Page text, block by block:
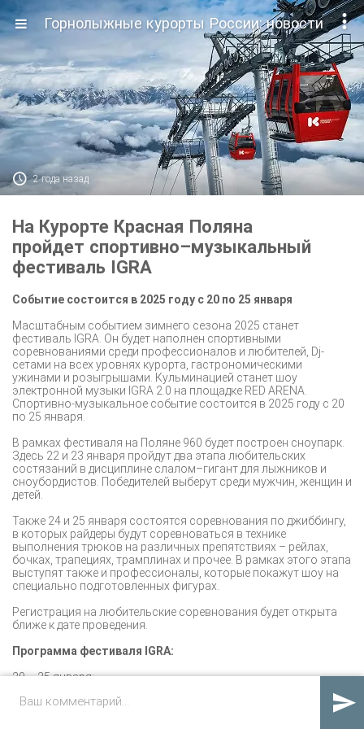

Горнолыжные курорты России: новости
 2 года назад
На Курорте Красная Поляна
пройдет спортивно–музыкальный
фестиваль IGRA
Событие состоится в 2025 году с 20 по 25 января
Масштабным событием зимнего сезона 2025 станет
фестиваль IGRA. Он будет наполнен спортивными
соревнованиями среди профессионалов и любителей, Dj-
сетами на всех уровнях курорта, гастрономическими
ужинами и розыгрышами. Кульминацией станет шоу
электронной музыки IGRA 2.0 на площадке RED ARENA.
Спортивно-музыкальное событие состоится в 2025 году с 20
по 25 января.
В рамках фестиваля на Поляне 960 будет построен сноупарк.
Здесь 22 и 23 января пройдут два этапа любительских
состязаний в дисциплине слалом–гигант для лыжников и
сноубордистов. Победителей выберут среди мужчин, женщин и
детей.
Также 24 и 25 января состоятся соревнования по джиббингу,
в которых райдеры будут соревноваться в технике
выполнения трюков на различных препятствиях – рейлах,
бочках, трапециях, трамплинах и прочее. В рамках этого этапа
выступят также и профессионалы, которые покажут шоу на
специально подготовленных фигурах.
Регистрация на любительские соревнования будет открыта
ближе к дате проведения.
Программа фестиваля IGRA:
20 – 25 января:
профессиональные и любительские спортивные
